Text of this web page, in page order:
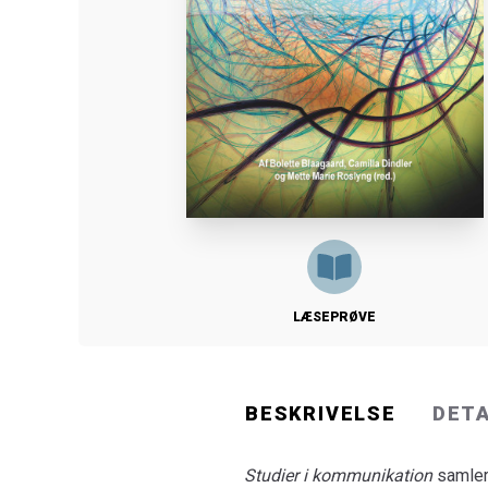
LÆSEPRØVE
BESKRIVELSE
Studier i kommunikation